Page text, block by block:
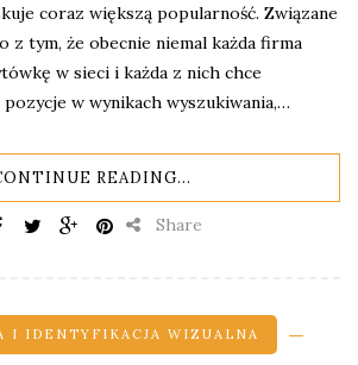
coraz większą popularność. Związane
z tym, że obecnie niemal każda firma
w sieci i każda z nich chce
w wynikach wyszukiwania,…
READING...
Share
I IDENTYFIKACJA WIZUALNA